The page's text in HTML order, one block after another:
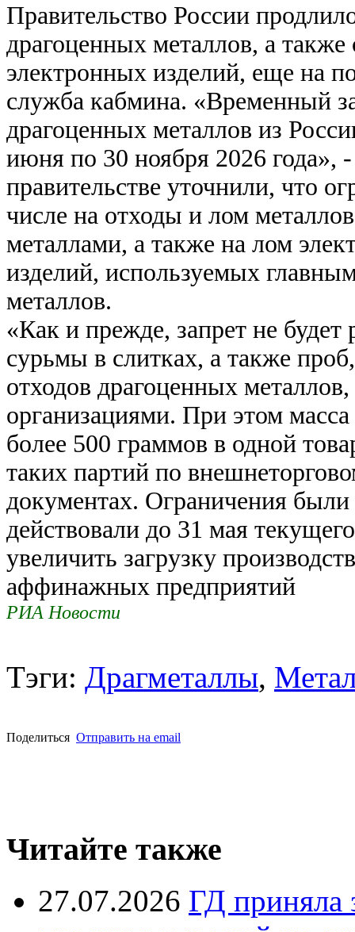
Правительство России
драгоценных металлов, а
электронных изделий, еще на
служба кабмина. «Временный
драгоценных металлов из
июня по 30 ноября 2026 года»,
правительстве уточнили, что
числе на отходы и лом
металлами, а также на лом
изделий, используемых
металлов.
«Как и прежде, запрет не будет
сурьмы в слитках, а также
отходов драгоценных
организациями. При этом
более 500 граммов в одной
таких партий по
документах. Ограничения были
действовали до 31 мая
увеличить загрузку
аффинажных предприятий
РИА Новости
Тэги: Драгметаллы,
Поделиться Отправить на email
Читайте также
27.07.2026 ГД приняла